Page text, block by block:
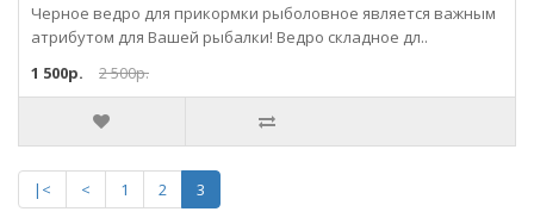
Черное ведро для прикормки рыболовное является важным
атрибутом для Вашей рыбалки! Ведро складное дл..
1 500р.
2 500р.
|< < 1 2
3